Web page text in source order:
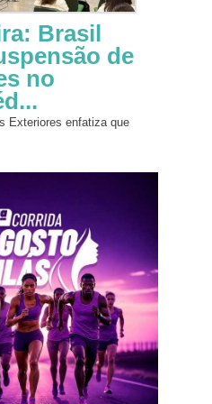
Brasil
de
no
Exteriores enfatiza que